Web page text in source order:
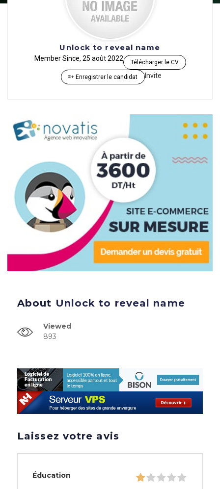
Unlock to reveal name
Member Since, 25 août 2022 Télécharger le CV
Enregistrer le candidat Invite
About Unlock to reveal name
Viewed
893
Laissez votre avis
Éducation